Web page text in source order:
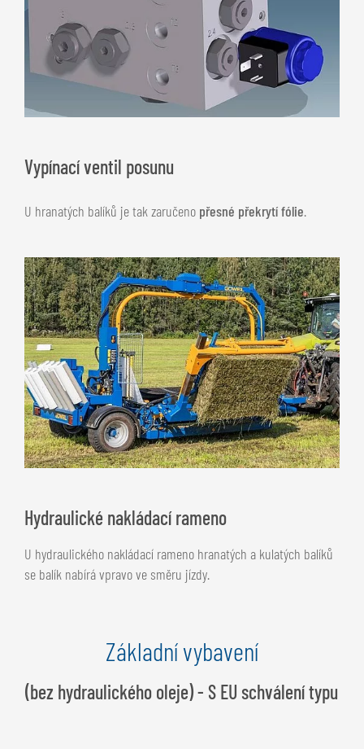
Vypínací ventil posunu
U hranatých balíků je tak zaručeno přesné překrytí fólie.
Hydraulické nakládací rameno
U hydraulického nakládací rameno hranatých a kulatých balíků
se balík nabírá vpravo ve směru jízdy.
Základní vybavení
(bez hydraulického oleje) - S EU schválení typu